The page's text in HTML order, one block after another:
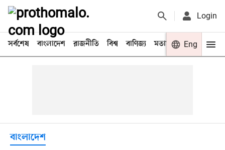
Login
সর্বশেষ বাংলাদেশ রাজনীতি বিশ্ব বাণিজ্য মতামত খেলা
Eng
বাংলাদেশ